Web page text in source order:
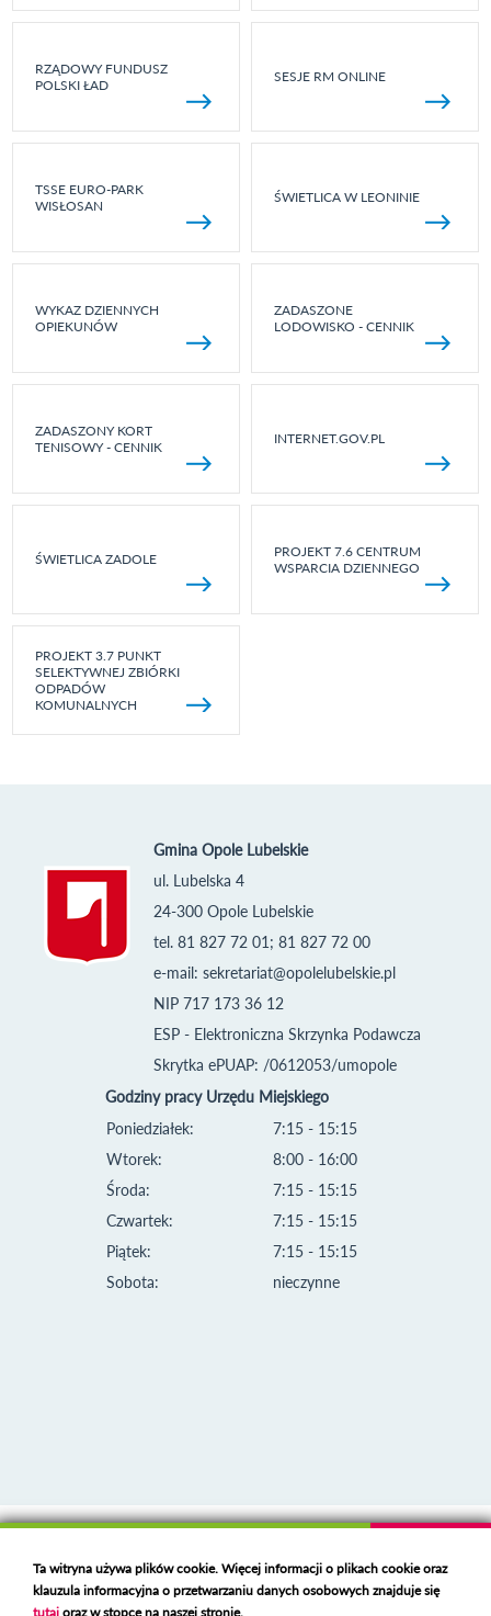
RZĄDOWY FUNDUSZ
POLSKI ŁAD
SESJE RM ONLINE
TSSE EURO-PARK
WISŁOSAN
ŚWIETLICA W LEONINIE
WYKAZ DZIENNYCH
OPIEKUNÓW
ZADASZONE
LODOWISKO - CENNIK
ZADASZONY KORT
TENISOWY - CENNIK
INTERNET.GOV.PL
ŚWIETLICA ZADOLE
PROJEKT 7.6 CENTRUM
WSPARCIA DZIENNEGO
PROJEKT 3.7 PUNKT
SELEKTYWNEJ ZBIÓRKI
ODPADÓW
KOMUNALNYCH
Gmina Opole Lubelskie
ul. Lubelska 4
24-300 Opole Lubelskie
tel. 81 827 72 01; 81 827 72 00
e-mail: sekretariat@opolelubelskie.pl
NIP 717 173 36 12
ESP - Elektroniczna Skrzynka Podawcza
Skrytka ePUAP: /0612053/umopole
Godziny pracy Urzędu Miejskiego
Poniedziałek:
Wtorek:
Środa:
Czwartek:
Piątek:
Sobota:
7:15 - 15:15
8:00 - 16:00
7:15 - 15:15
7:15 - 15:15
7:15 - 15:15
nieczynne
Deklaracja dostępności
Polski serwer RBLhttps://polspam.pl/
Ta witryna używa plików cookie. Więcej informacji o plikach cookie oraz
klauzula informacyjna o przetwarzaniu danych osobowych znajduje się
tutajoraz w stopce na naszej stronie.